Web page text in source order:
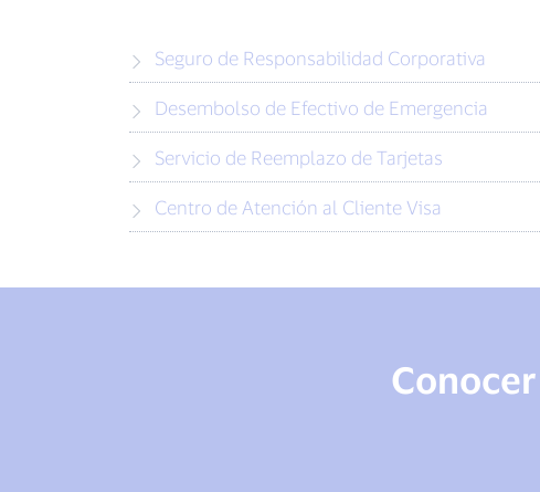
Seguro de Responsabilidad Corporativa
Desembolso de Efectivo de Emergencia
Servicio de Reemplazo de Tarjetas
Centro de Atención al Cliente Visa